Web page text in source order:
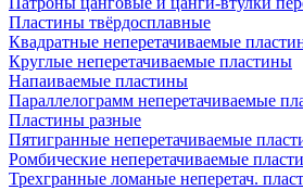
Пластины твёрдосплавные
Квадратные неперетачиваемые
Круглые неперетачиваемые пластины
Напаиваемые пластины
Параллелограмм неперетачиваемые
Пластины разные
Пятигранные неперетачиваемые
Ромбические неперетачиваемые
Трехгранные ломаные неперетач.